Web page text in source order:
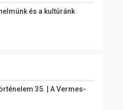
és a kultúránk
35. | A Vermes-